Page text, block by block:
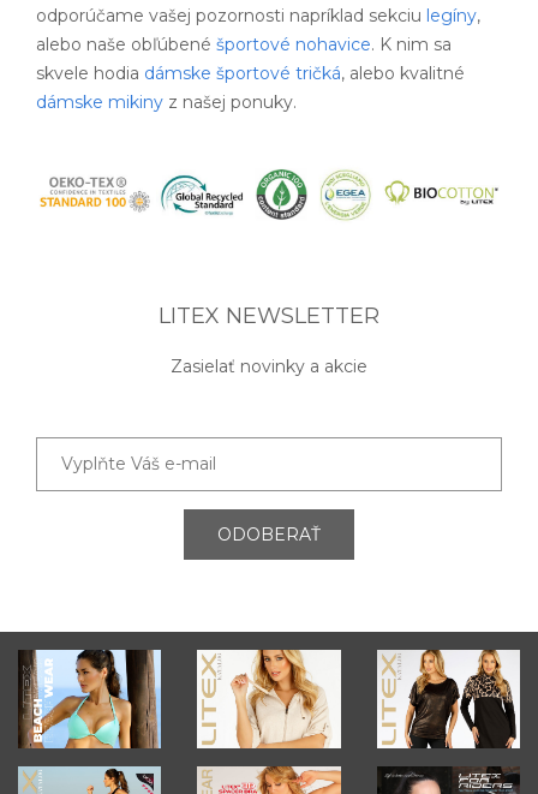
odporúčame vašej pozornosti napríklad sekciu legíny,
alebo naše obľúbené športové nohavice. K nim sa
skvele hodia dámske športové tričká, alebo kvalitné
dámske mikiny z našej ponuky.
LITEX NEWSLETTER
Zasielať novinky a akcie
ODOBERAŤ